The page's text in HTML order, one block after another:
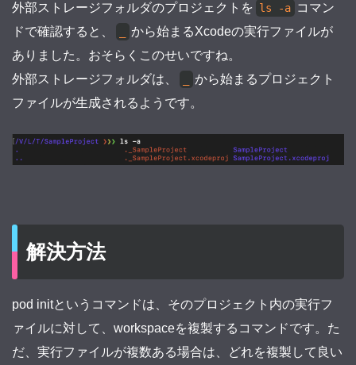
外部ストレージフォルダのプロジェクトを ls -a コマン
ドで確認すると、
から始まるXcodeの実行ファイルが
ありました。おそらくこのせいですね。
外部ストレージフォルダは、
から始まるプロジェクト
ファイルが生成されるようです。
解決方法
pod initというコマンドは、そのプロジェクト内の実行フ
ァイルに対して、workspaceを複製するコマンドです。た
だ、実行ファイルが複数ある場合は、どれを複製して良い